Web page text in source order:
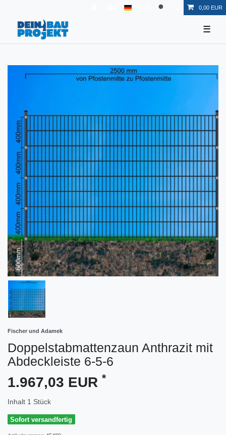
0,00 EUR
☰
Fischer und Adamek
Doppelstabmattenzaun Anthrazit mit
Abdeckleiste 6-5-6
1.967,03 EUR *
Inhalt 1 Stück
Sofort versandfertig